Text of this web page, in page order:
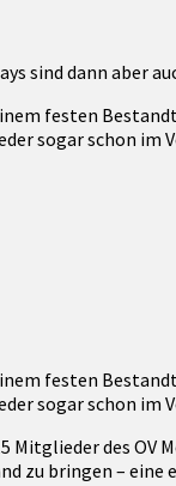
sind dann
festen
sogar schon im
festen
sogar schon im
des OV
zu bringen –